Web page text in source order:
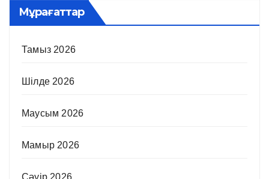
Мұрағаттар
Тамыз 2026
Шілде 2026
Маусым 2026
Мамыр 2026
Сәуір 2026